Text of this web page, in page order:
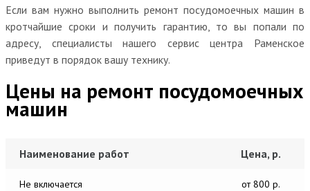
Если вам нужно выполнить ремонт посудомоечных машин в
кротчайшие сроки и получить гарантию, то вы попали по
адресу, специалисты нашего сервис центра Раменское
приведут в порядок вашу технику.
Цены на ремонт посудомоечных
машин
Наименование работ Цена, р.
Не включается от 800 р.